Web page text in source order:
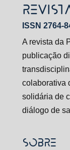
ISSN 2764-
A revista da
publicação
colaborativa
solidária de
diálogo de
SOBRE